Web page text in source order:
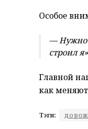
Особое
— Нужно
строил
Главной
как
Тэги: